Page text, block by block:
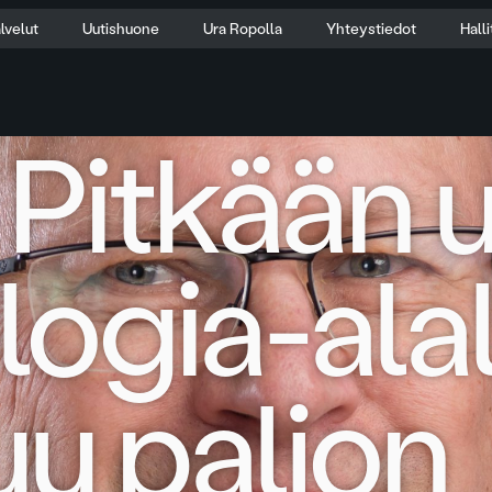
Uutishuone Ura Ropolla Yhteystiedot
paljon